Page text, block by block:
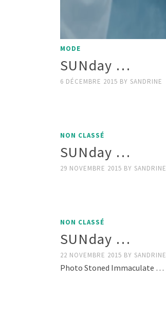
MODE
SUNday …
6 DÉCEMBRE 2015 BY SANDRINE
NON CLASSÉ
SUNday …
29 NOVEMBRE 2015 BY SANDRINE
NON CLASSÉ
SUNday …
22 NOVEMBRE 2015 BY SANDRINE
Photo Stoned Immaculate …